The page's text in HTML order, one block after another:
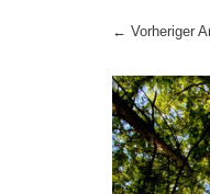
← Vorheriger